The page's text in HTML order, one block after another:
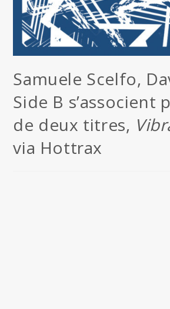
Samuele Scelfo,
Side B s’associent
de deux titres,
via Hottrax